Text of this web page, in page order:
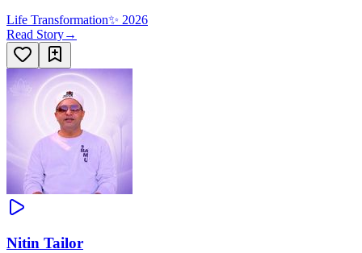
Life Transformation✨ 2026
Read Story→
Nitin Tailor